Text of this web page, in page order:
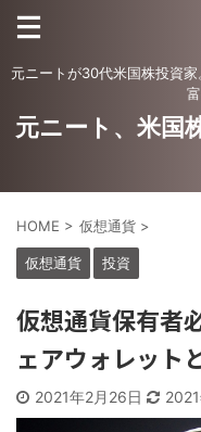
元ニートが30代米国株投資
元ニート、米国
HOME > 仮想通貨 >
仮想通貨 投資
仮想通貨保有者
ェアウォレット
2021年2月26日